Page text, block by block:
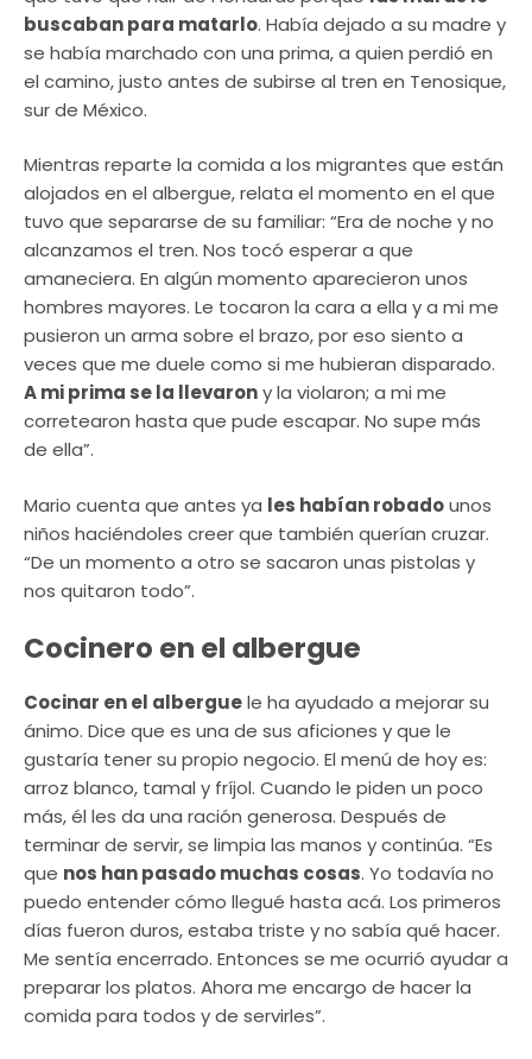
buscaban para matarlo. Había dejado a su madre y
se había marchado con una prima, a quien perdió en
el camino, justo antes de subirse al tren en Tenosique,
sur de México.
Mientras reparte la comida a los migrantes que están
alojados en el albergue, relata el momento en el que
tuvo que separarse de su familiar: “Era de noche y no
alcanzamos el tren. Nos tocó esperar a que
amaneciera. En algún momento aparecieron unos
hombres mayores. Le tocaron la cara a ella y a mi me
pusieron un arma sobre el brazo, por eso siento a
veces que me duele como si me hubieran disparado.
A mi prima se la llevarony la violaron; a mi me
corretearon hasta que pude escapar. No supe más
de ella”.
Mario cuenta que antes ya les habían robadounos
niños haciéndoles creer que también querían cruzar.
“De un momento a otro se sacaron unas pistolas y
nos quitaron todo”.
Cocinero en el albergue
Cocinar en el alberguele ha ayudado a mejorar su
ánimo. Dice que es una de sus aficiones y que le
gustaría tener su propio negocio. El menú de hoy es:
arroz blanco, tamal y fríjol. Cuando le piden un poco
más, él les da una ración generosa. Después de
terminar de servir, se limpia las manos y continúa. “Es
que nos han pasado muchas cosas. Yo todavía no
puedo entender cómo llegué hasta acá. Los primeros
días fueron duros, estaba triste y no sabía qué hacer.
Me sentía encerrado. Entonces se me ocurrió ayudar a
preparar los platos. Ahora me encargo de hacer la
comida para todos y de servirles”.